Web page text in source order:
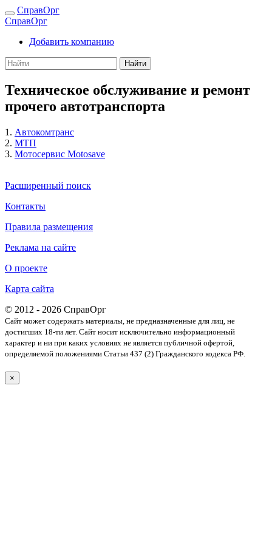
СправОрг
СправОрг
Добавить компанию
Найти
Техническое обслуживание и ремонт
прочего автотранспорта
1. Автокомтранс
2. МТП
3. Мотосервис Motosave
Расширенный поиск
Контакты
Правила размещения
Реклама на сайте
О проекте
Карта сайта
© 2012 - 2026 СправОрг
Сайт может содержать материалы, не предназначенные для лиц, не
достигших 18-ти лет. Cайт носит исключительно информационный
характер и ни при каких условиях не является публичной офертой,
определяемой положениями Статьи 437 (2) Гражданского кодекса РФ.
×